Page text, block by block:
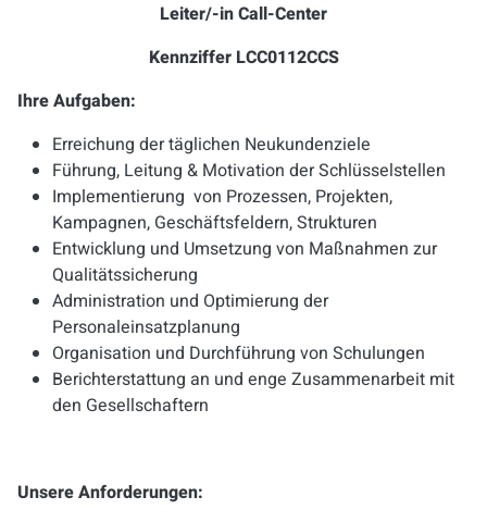
Leiter/-in Call-Center
Kennziffer LCC0112CCS
Ihre Aufgaben:
Erreichung der täglichen Neukundenziele
Führung, Leitung & Motivation der Schlüsselstellen
Implementierung von Prozessen, Projekten,
Kampagnen, Geschäftsfeldern, Strukturen
Entwicklung und Umsetzung von Maßnahmen zur
Qualitätssicherung
Administration und Optimierung der
Personaleinsatzplanung
Organisation und Durchführung von Schulungen
Berichterstattung an und enge Zusammenarbeit mit
den Gesellschaftern
Unsere Anforderungen: